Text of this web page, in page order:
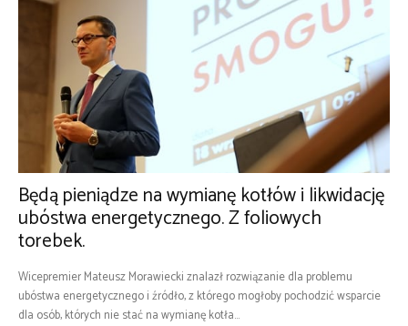
Będą pieniądze na wymianę kotłów i likwidację
ubóstwa energetycznego. Z foliowych
torebek.
Wicepremier Mateusz Morawiecki znalazł rozwiązanie dla problemu
ubóstwa energetycznego i źródło, z którego mogłoby pochodzić wsparcie
dla osób, których nie stać na wymianę kotła...